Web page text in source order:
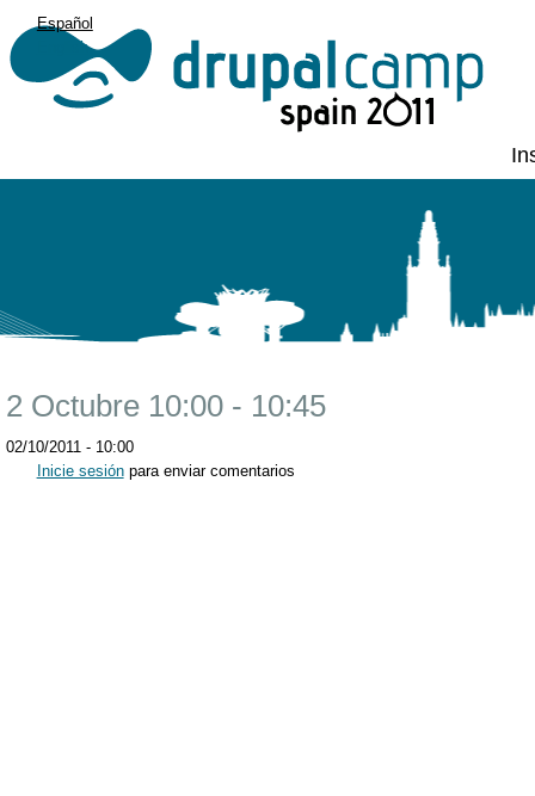
Español
English
2 Octubre 10:00 - 10:45
02/10/2011 - 10:00
Inicie sesiónpara enviar comentarios